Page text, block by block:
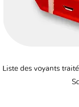
Liste des voyants